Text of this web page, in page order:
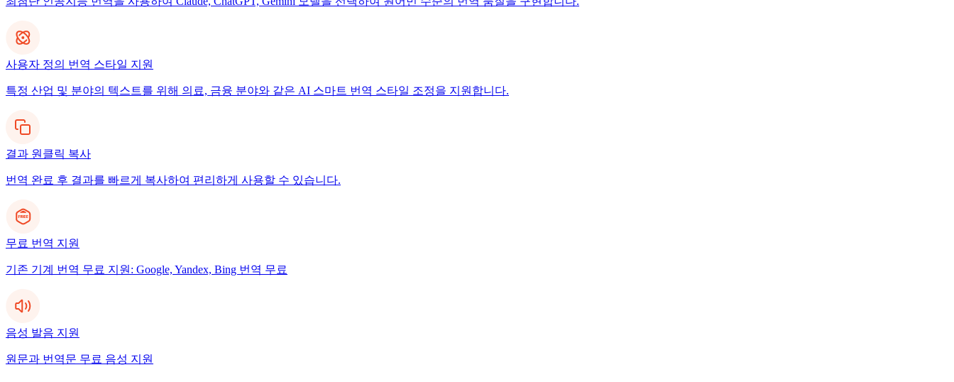
사용자 정의 번역 스타일 지원
특정 산업 및 분야의 텍스트를 위해 의료, 금융 분야와 같은 AI 스마트 번역 스타일 조정을 지원합니다.
결과 원클릭 복사
번역 완료 후 결과를 빠르게 복사하여 편리하게 사용할 수 있습니다.
무료 번역 지원
기존 기계 번역 무료 지원: Google, Yandex, Bing 번역 무료
음성 발음 지원
원문과 번역문 무료 음성 지원